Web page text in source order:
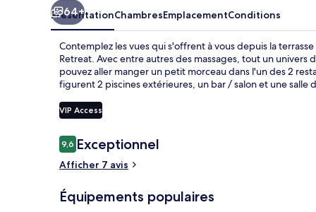
64+
PrésentationChambresEmplacementConditions
Contemplez les vues qui s'offrent à vous depuis la
Retreat. Avec entre autres des massages, tout un
pouvez aller manger un petit morceau dans l'un des 2
figurent 2 piscines extérieures, un bar / salon et une salle
VIP Access
Avis
voyageurs
9,69,6 sur 10
Exceptionnel
Afficher 7 avis
Équipements populaires